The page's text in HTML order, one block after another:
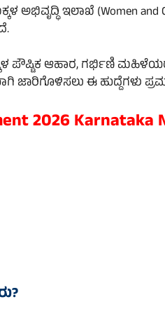
ಇಲಾಖೆ (Women and
ಪೌಷ್ಟಿಕ ಆಹಾರ, ಗರ್ಭಿಣಿ ಮಹಿಳೆಯರ
ಜಾರಿಗೊಳಿಸಲು ಈ ಹುದ್ದೆಗಳು
2026 Karnataka